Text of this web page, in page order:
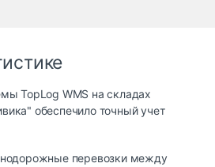
TopLog WMS на складах
обеспечило точный учет
перевозки между